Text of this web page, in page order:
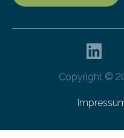
Copyright ©